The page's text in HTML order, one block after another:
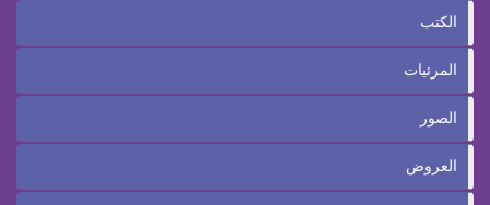
الكتب
المرئيات
الصور
العروض